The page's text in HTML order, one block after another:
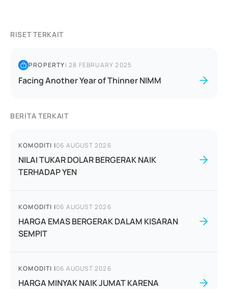
RISET TERKAIT
PROPERTY|28 FEBRUARY 2025
Facing Another Year of Thinner NIMM
BERITA TERKAIT
KOMODITI |06 AUGUST 2026
NILAI TUKAR DOLAR BERGERAK NAIK
TERHADAP YEN
KOMODITI |06 AUGUST 2026
HARGA EMAS BERGERAK DALAM KISARAN
SEMPIT
KOMODITI |06 AUGUST 2026
HARGA MINYAK NAIK JUMAT KARENA